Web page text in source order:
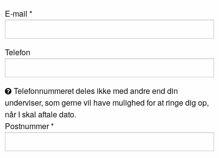
E-mail *
Telefon
Telefonnummeret deles ikke med andre end din
underviser, som gerne vil have mulighed for at ringe dig op,
når I skal aftale dato.
Postnummer *